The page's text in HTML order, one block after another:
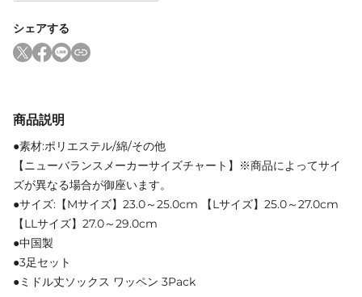
シェアする
商品説明
●素材:ポリエステル/綿/その他
【ニューバランスメーカーサイズチャート】※商品によってサイ
ズが異なる場合が御座います。
●サイズ:【Mサイズ】23.0～25.0cm 【Lサイズ】25.0～27.0cm
【LLサイズ】27.0～29.0cm
●中国製
●3足セット
●ミドル丈ソックス ワッペン 3Pack